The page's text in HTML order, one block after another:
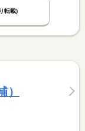
転載)
）